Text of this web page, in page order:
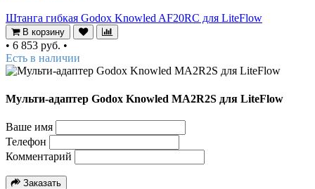
Штанга гибкая Godox Knowled AF20RC для LiteFlow
В корзину
• 6 853 руб. •
Есть в наличии
Мульти-адаптер Godox Knowled MA2R2S для LiteFlow
Ваше имя
Телефон
Комментарий
Заказать